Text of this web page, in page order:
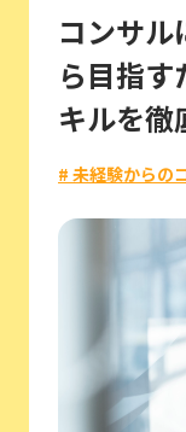
コンサ
ら目指
キルを徹
# 未経験からの